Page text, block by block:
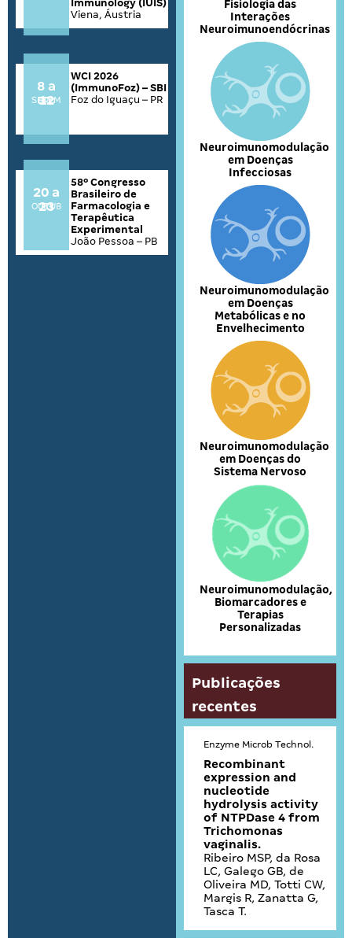
Immunology (IUIS)
Viena, Áustria
8 a
12
SETEMBRO
WCI 2026
(ImmunoFoz) – SBI
Foz do Iguaçu – PR
20 a
23
OUTUBRO
58º Congresso
Brasileiro de
Farmacologia e
Terapêutica
Experimental
João Pessoa – PB
Fisiologia das
Interações
Neuroimunoendócrinas
Neuroimunomodulação
em Doenças
Infecciosas
Neuroimunomodulação
em Doenças
Metabólicas e no
Envelhecimento
Neuroimunomodulação
em Doenças do
Sistema Nervoso
Neuroimunomodulação,
Biomarcadores e
Terapias
Personalizadas
Publicações
recentes
Enzyme Microb Technol.
Recombinant
expression and
nucleotide
hydrolysis activity
of NTPDase 4 from
Trichomonas
vaginalis.
Ribeiro MSP, da Rosa
LC, Galego GB, de
Oliveira MD, Totti CW,
Margis R, Zanatta G,
Tasca T.